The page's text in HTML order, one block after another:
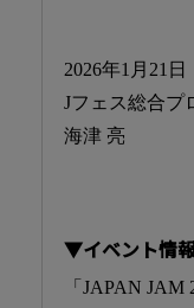
2026年1月21日
Jフェス総合プ
海津 亮
▼イベント情
「JAPAN JAM